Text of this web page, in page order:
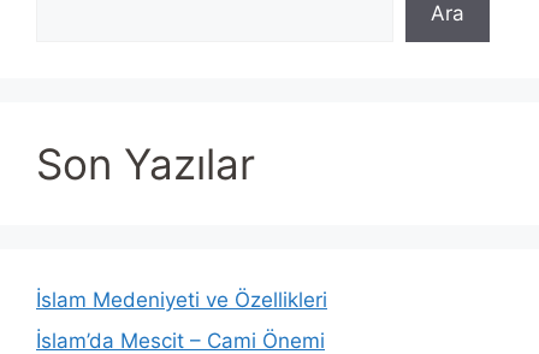
Ara
Son Yazılar
İslam Medeniyeti ve Özellikleri
İslam’da Mescit – Cami Önemi